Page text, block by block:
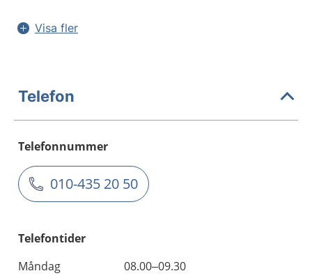
Visa fler
Telefon
Telefonnummer
010-435 20 50
Telefontider
Måndag
08.00–09.30